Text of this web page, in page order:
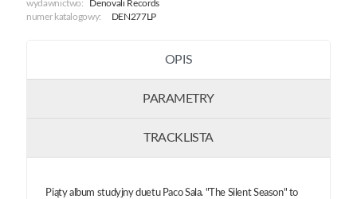
wydawnictwo:
Denovali Records
numer katalogowy:
DEN277LP
OPIS
PARAMETRY
TRACKLISTA
Piąty album studyjny duetu Paco Sala. "The Silent Season" to